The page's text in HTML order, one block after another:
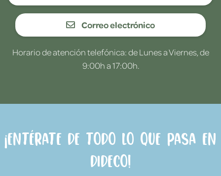
Correo electrónico
Horario de atención telefónica: de Lunes a Viernes, de
9:00h a 17:00h.
¡Entérate de todo lo que pasa en
Dideco!